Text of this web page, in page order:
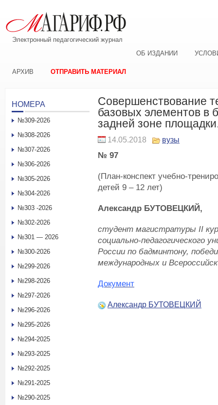
Электронный педагогический журнал
ОБ ИЗДАНИИ
АРХИВ ОТПРАВИТЬ МАТЕРИАЛ
Совершенствование
базовых элементов в
задней зоне
14.05.2018 вузы
№ 97
(План-конспект учебно-
детей 9 – 12 лет)
Александр БУТОВЕЦКИЙ,
студент магистратуры II
социально-педагогического
России по бадминтону,
международных и
Документ
Александр БУТОВЕЦКИЙ
НОМЕРА
№309-2026
№308-2026
№307-2026
№306-2026
№305-2026
№304-2026
№303 -2026
№302-2026
№301 — 2026
№300-2026
№299-2026
№298-2026
№297-2026
№296-2026
№295-2026
№294-2025
№293-2025
№292-2025
№291-2025
№290-2025